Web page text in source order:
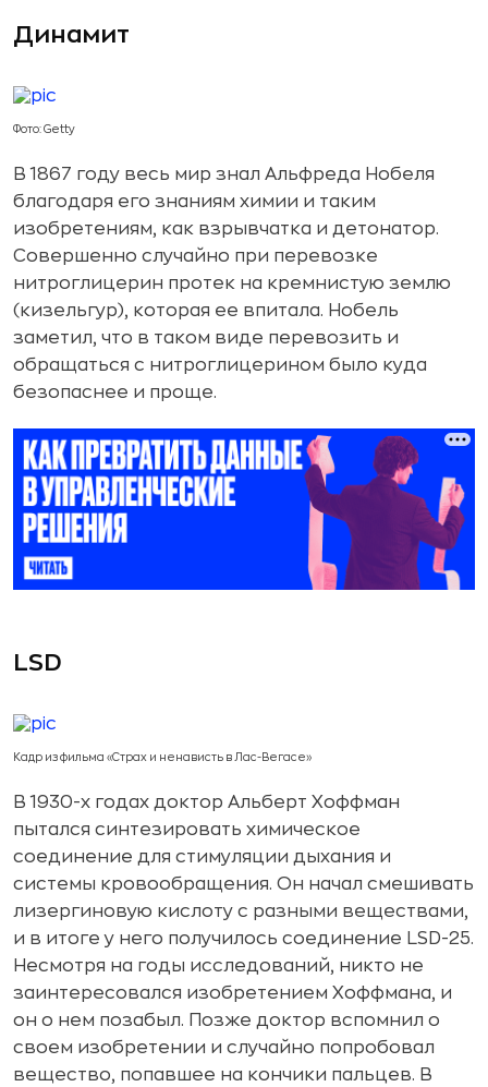
Динамит
Фото: Getty
В 1867 году весь мир знал Альфреда Нобеля
благодаря его знаниям химии и таким
изобретениям, как взрывчатка и детонатор.
Совершенно случайно при перевозке
нитроглицерин протек на кремнистую землю
(кизельгур), которая ее впитала. Нобель
заметил, что в таком виде перевозить и
обращаться с нитроглицерином было куда
безопаснее и проще.
LSD
Кадр из фильма «Страх и ненависть в Лас-Вегасе»
В 1930-х годах доктор Альберт Хоффман
пытался синтезировать химическое
соединение для стимуляции дыхания и
системы кровообращения. Он начал смешивать
лизергиновую кислоту с разными веществами,
и в итоге у него получилось соединение LSD-25.
Несмотря на годы исследований, никто не
заинтересовался изобретением Хоффмана, и
он о нем позабыл. Позже доктор вспомнил о
своем изобретении и случайно попробовал
вещество, попавшее на кончики пальцев. В